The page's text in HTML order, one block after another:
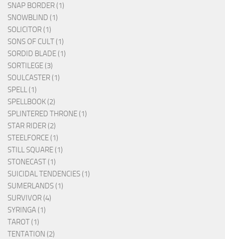
SNAP BORDER (1)
SNOWBLIND (1)
SOLICITOR (1)
SONS OF CULT (1)
SORDID BLADE (1)
SORTILEGE (3)
SOULCASTER (1)
SPELL (1)
SPELLBOOK (2)
SPLINTERED THRONE (1)
STAR RIDER (2)
STEELFORCE (1)
STILL SQUARE (1)
STONECAST (1)
SUICIDAL TENDENCIES (1)
SUMERLANDS (1)
SURVIVOR (4)
SYRINGA (1)
TAROT (1)
TENTATION (2)